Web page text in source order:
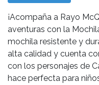
¡Acompaña a Rayo
aventuras con la
mochila resistente y
alta calidad y cuenta
con los personajes de
hace perfecta para